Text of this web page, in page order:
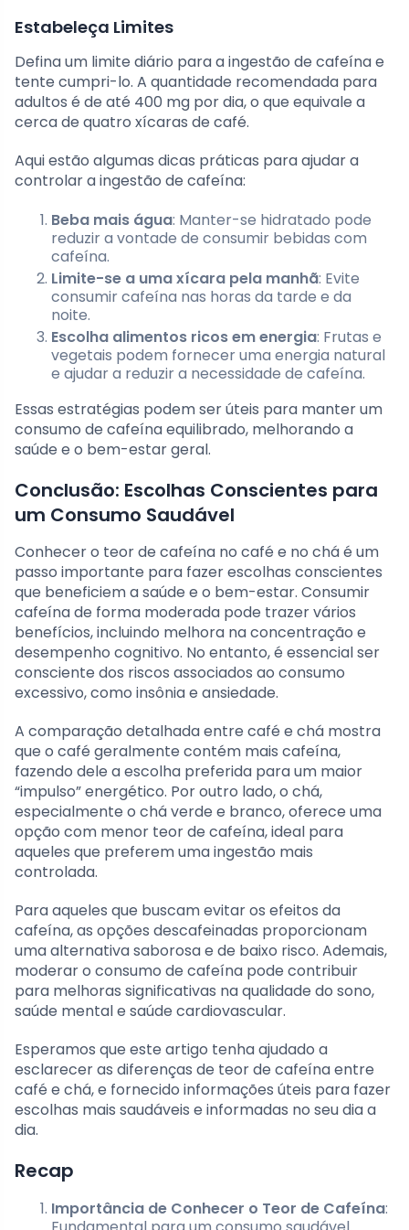
Estabeleça Limites
Defina um limite diário para a ingestão de cafeína e
tente cumpri-lo. A quantidade recomendada para
adultos é de até 400 mg por dia, o que equivale a
cerca de quatro xícaras de café.
Aqui estão algumas dicas práticas para ajudar a
controlar a ingestão de cafeína:
Beba mais água: Manter-se hidratado pode
reduzir a vontade de consumir bebidas com
cafeína.
Limite-se a uma xícara pela manhã: Evite
consumir cafeína nas horas da tarde e da
noite.
Escolha alimentos ricos em energia: Frutas e
vegetais podem fornecer uma energia natural
e ajudar a reduzir a necessidade de cafeína.
Essas estratégias podem ser úteis para manter um
consumo de cafeína equilibrado, melhorando a
saúde e o bem-estar geral.
Conclusão: Escolhas Conscientes para
um Consumo Saudável
Conhecer o teor de cafeína no café e no chá é um
passo importante para fazer escolhas conscientes
que beneficiem a saúde e o bem-estar. Consumir
cafeína de forma moderada pode trazer vários
benefícios, incluindo melhora na concentração e
desempenho cognitivo. No entanto, é essencial ser
consciente dos riscos associados ao consumo
excessivo, como insônia e ansiedade.
A comparação detalhada entre café e chá mostra
que o café geralmente contém mais cafeína,
fazendo dele a escolha preferida para um maior
“impulso” energético. Por outro lado, o chá,
especialmente o chá verde e branco, oferece uma
opção com menor teor de cafeína, ideal para
aqueles que preferem uma ingestão mais
controlada.
Para aqueles que buscam evitar os efeitos da
cafeína, as opções descafeinadas proporcionam
uma alternativa saborosa e de baixo risco. Ademais,
moderar o consumo de cafeína pode contribuir
para melhoras significativas na qualidade do sono,
saúde mental e saúde cardiovascular.
Esperamos que este artigo tenha ajudado a
esclarecer as diferenças de teor de cafeína entre
café e chá, e fornecido informações úteis para fazer
escolhas mais saudáveis e informadas no seu dia a
dia.
Recap
Importância de Conhecer o Teor de Cafeína: